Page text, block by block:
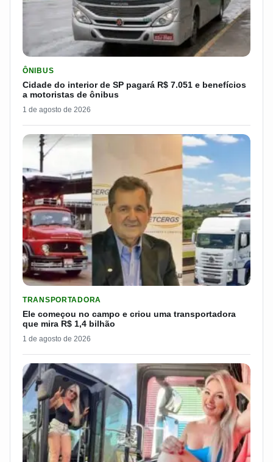
ÔNIBUS
Cidade do interior de SP pagará R$ 7.051 e benefícios
a motoristas de ônibus
1 de agosto de 2026
TRANSPORTADORA
Ele começou no campo e criou uma transportadora
que mira R$ 1,4 bilhão
1 de agosto de 2026